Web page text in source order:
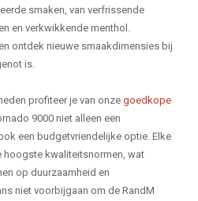
smaken, van verfrissende
en verkwikkende menthol.
en ontdek nieuwe smaakdimensies bij
is.
profiteer je van onze goedkope
9000 niet alleen een
een budgetvriendelijke optie. Elke
hoogste kwaliteitsnormen, wat
op duurzaamheid en
niet voorbijgaan om de RandM